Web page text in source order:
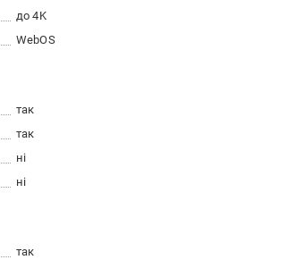
до 4K
WebOS
так
так
ні
ні
так